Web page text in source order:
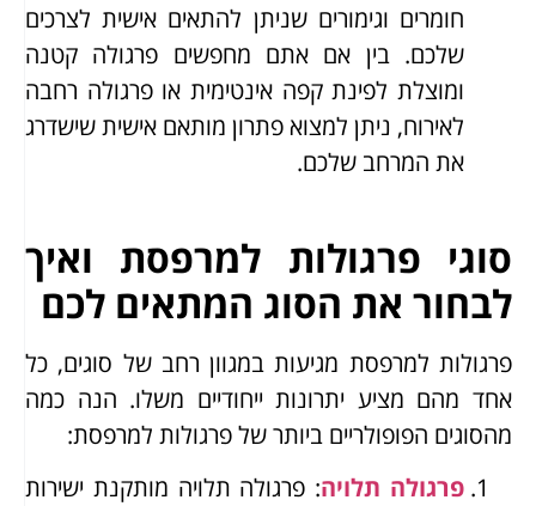
חומרים וגימורים שניתן להתאים אישית לצרכים
שלכם. בין אם אתם מחפשים פרגולה קטנה
ומוצלת לפינת קפה אינטימית או פרגולה רחבה
לאירוח, ניתן למצוא פתרון מותאם אישית שישדרג
את המרחב שלכם.
סוגי פרגולות למרפסת ואיך
לבחור את הסוג המתאים לכם
פרגולות למרפסת מגיעות במגוון רחב של סוגים, כל
אחד מהם מציע יתרונות ייחודיים משלו. הנה כמה
מהסוגים הפופולריים ביותר של פרגולות למרפסת:
פרגולה תלויה: פרגולה תלויה מותקנת ישירות